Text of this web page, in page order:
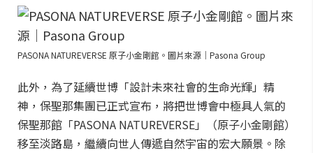
PASONA NATUREVERSE 原子小金剛館。圖片來源｜Pasona Group
此外，為了延續世博「設計未來社會的生命光輝」精
神，保聖那集團已正式宣布，將把世博會中極具人氣的
保聖那館「PASONA NATUREVERSE」（原子小金剛館）
移至淡路島，繼續向世人傳遞自然宇宙的宏大願景。除